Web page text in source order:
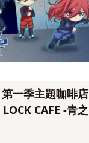
一季主題咖啡店
CAFE -青之